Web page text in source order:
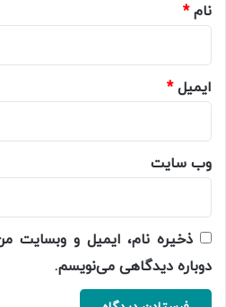
نام*
ایمیل*
وب‌ سایت
ذخیره نام، ایمیل و وبسایت
دوباره دیدگاهی می‌نویسم.